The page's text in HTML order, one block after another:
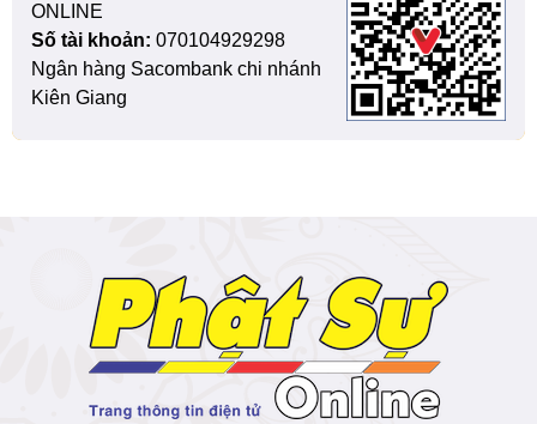
ONLINE
Số tài khoản: 070104929298
Ngân hàng Sacombank chi nhánh
Kiên Giang